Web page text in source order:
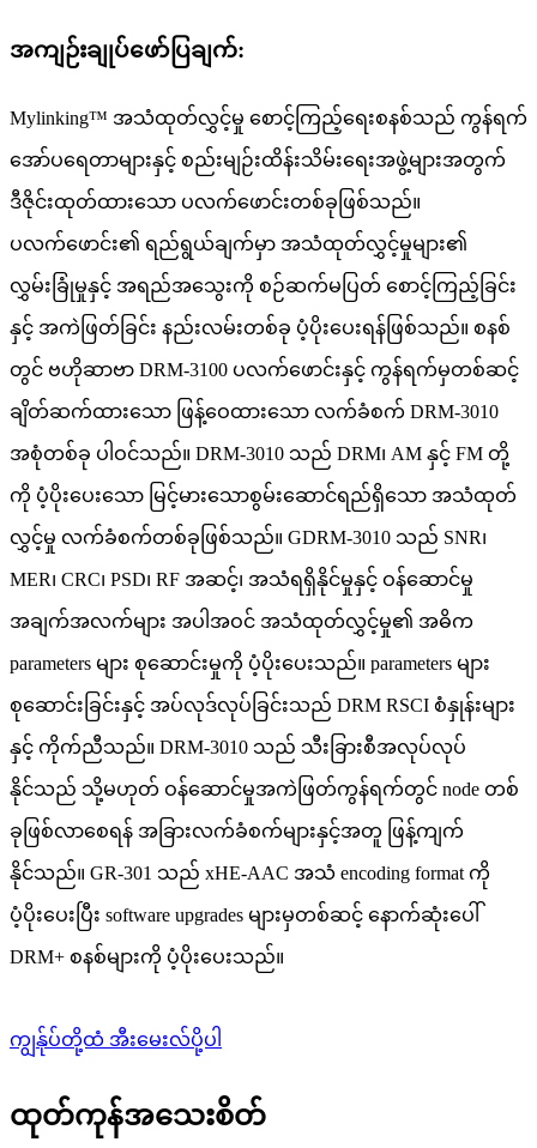
အကျဉ်းချုပ်ဖော်ပြချက်:
Mylinking™ အသံထုတ်လွှင့်မှု စောင့်ကြည့်ရေးစနစ်သည် ကွန်ရက်
အော်ပရေတာများနှင့် စည်းမျဉ်းထိန်းသိမ်းရေးအဖွဲ့များအတွက်
ဒီဇိုင်းထုတ်ထားသော ပလက်ဖောင်းတစ်ခုဖြစ်သည်။
ပလက်ဖောင်း၏ ရည်ရွယ်ချက်မှာ အသံထုတ်လွှင့်မှုများ၏
လွှမ်းခြုံမှုနှင့် အရည်အသွေးကို စဉ်ဆက်မပြတ် စောင့်ကြည့်ခြင်း
နှင့် အကဲဖြတ်ခြင်း နည်းလမ်းတစ်ခု ပံ့ပိုးပေးရန်ဖြစ်သည်။ စနစ်
တွင် ဗဟိုဆာဗာ DRM-3100 ပလက်ဖောင်းနှင့် ကွန်ရက်မှတစ်ဆင့်
ချိတ်ဆက်ထားသော ဖြန့်ဝေထားသော လက်ခံစက် DRM-3010
အစုံတစ်ခု ပါဝင်သည်။ DRM-3010 သည် DRM၊ AM နှင့် FM တို့
ကို ပံ့ပိုးပေးသော မြင့်မားသောစွမ်းဆောင်ရည်ရှိသော အသံထုတ်
လွှင့်မှု လက်ခံစက်တစ်ခုဖြစ်သည်။ GDRM-3010 သည် SNR၊
MER၊ CRC၊ PSD၊ RF အဆင့်၊ အသံရရှိနိုင်မှုနှင့် ဝန်ဆောင်မှု
အချက်အလက်များ အပါအဝင် အသံထုတ်လွှင့်မှု၏ အဓိက
parameters များ စုဆောင်းမှုကို ပံ့ပိုးပေးသည်။ parameters များ
စုဆောင်းခြင်းနှင့် အပ်လုဒ်လုပ်ခြင်းသည် DRM RSCI စံနှုန်းများ
နှင့် ကိုက်ညီသည်။ DRM-3010 သည် သီးခြားစီအလုပ်လုပ်
နိုင်သည် သို့မဟုတ် ဝန်ဆောင်မှုအကဲဖြတ်ကွန်ရက်တွင် node တစ်
ခုဖြစ်လာစေရန် အခြားလက်ခံစက်များနှင့်အတူ ဖြန့်ကျက်
နိုင်သည်။ GR-301 သည် xHE-AAC အသံ encoding format ကို
ပံ့ပိုးပေးပြီး software upgrades များမှတစ်ဆင့် နောက်ဆုံးပေါ်
DRM+ စနစ်များကို ပံ့ပိုးပေးသည်။
ကျွန်ုပ်တို့ထံ အီးမေးလ်ပို့ပါ
ထုတ်ကုန်အသေးစိတ်